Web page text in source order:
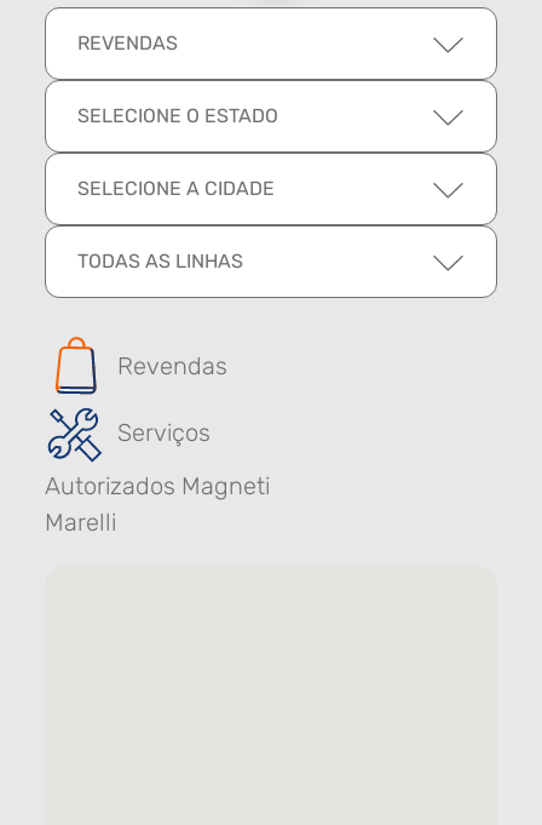
REVENDAS
SELECIONE O ESTADO
SELECIONE A CIDADE
TODAS AS LINHAS
Revendas
Serviços
Autorizados Magneti
Marelli